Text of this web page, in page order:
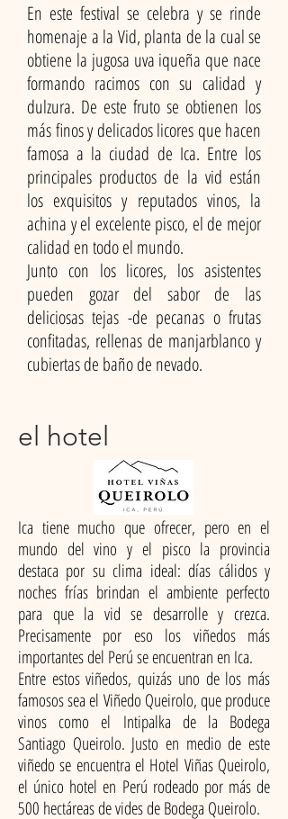
En este festival se celebra y se rinde
homenaje a la Vid, planta de la cual se
obtiene la jugosa uva iqueña que nace
formando racimos con su calidad y
dulzura. De este fruto se obtienen los
más finos y delicados licores que hacen
famosa a la ciudad de Ica. Entre los
principales productos de la vid están
los exquisitos y reputados vinos, la
achina y el excelente pisco, el de mejor
calidad en todo el mundo.
Junto con los licores, los asistentes
pueden gozar del sabor de las
deliciosas tejas -de pecanas o frutas
confitadas, rellenas de manjarblanco y
cubiertas de baño de nevado.
el hotel
Ica tiene mucho que ofrecer, pero en el
mundo del vino y el pisco la provincia
destaca por su clima ideal: días cálidos y
noches frías brindan el ambiente perfecto
para que la vid se desarrolle y crezca.
Precisamente por eso los viñedos más
importantes del Perú se encuentran en Ica.
Entre estos viñedos, quizás uno de los más
famosos sea el Viñedo Queirolo, que produce
vinos como el Intipalka de la Bodega
Santiago Queirolo. Justo en medio de este
viñedo se encuentra el Hotel Viñas Queirolo,
el único hotel en Perú rodeado por más de
500 hectáreas de vides de Bodega Queirolo.